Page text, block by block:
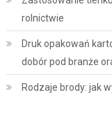
rolnictwie
Druk opakowań
dobór pod branże
Rodzaje brody: jak